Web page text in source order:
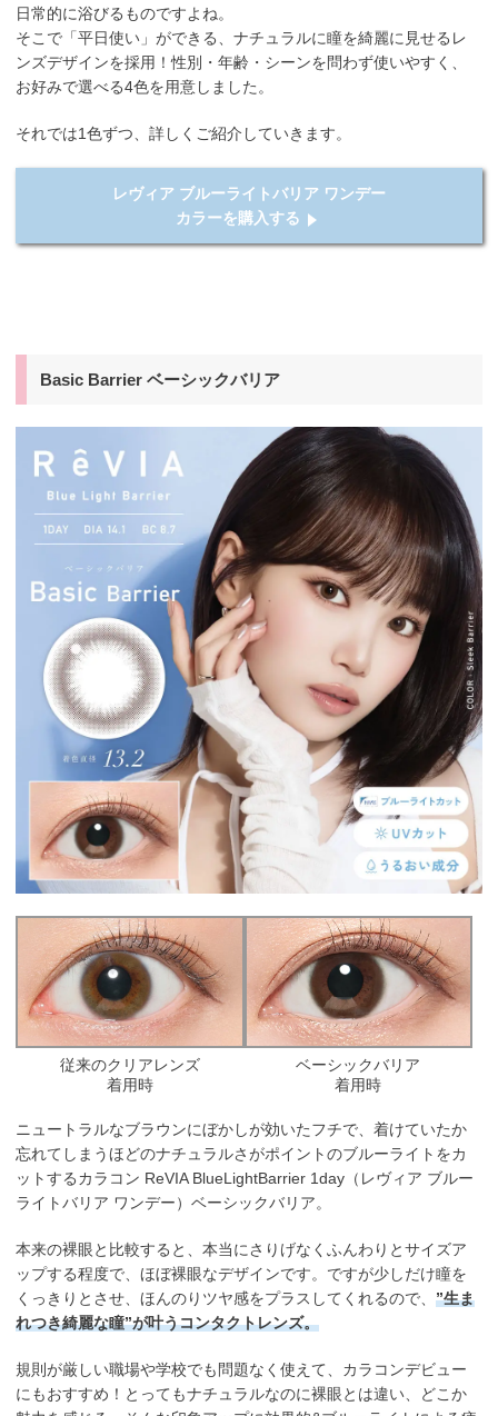
日常的に浴びるものですよね。
そこで「平日使い」ができる、ナチュラルに瞳を綺麗に見せるレ
ンズデザインを採用！性別・年齢・シーンを問わず使いやすく、
お好みで選べる4色を用意しました。
それでは1色ずつ、詳しくご紹介していきます。
レヴィア ブルーライトバリア ワンデー
カラーを購入する
Basic Barrier ベーシックバリア
従来のクリアレンズ
着用時
ベーシックバリア
着用時
ニュートラルなブラウンにぼかしが効いたフチで、着けていたか
忘れてしまうほどのナチュラルさがポイントのブルーライトをカ
ットするカラコン ReVIA BlueLightBarrier 1day（レヴィア ブルー
ライトバリア ワンデー）ベーシックバリア。
本来の裸眼と比較すると、本当にさりげなくふんわりとサイズア
ップする程度で、ほぼ裸眼なデザインです。ですが少しだけ瞳を
くっきりとさせ、ほんのりツヤ感をプラスしてくれるので、”生ま
れつき綺麗な瞳”が叶うコンタクトレンズ。
規則が厳しい職場や学校でも問題なく使えて、カラコンデビュー
にもおすすめ！とってもナチュラルなのに裸眼とは違い、どこか